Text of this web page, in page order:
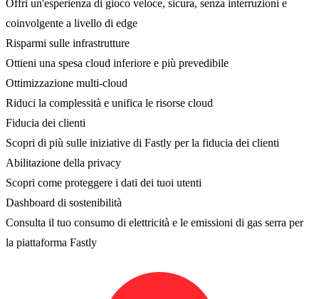
Offri un'esperienza di gioco veloce, sicura, senza interruzioni e
coinvolgente a livello di edge
Risparmi sulle infrastrutture
Ottieni una spesa cloud inferiore e più prevedibile
Ottimizzazione multi-cloud
Riduci la complessità e unifica le risorse cloud
Fiducia dei clienti
Scopri di più sulle iniziative di Fastly per la fiducia dei clienti
Abilitazione della privacy
Scopri come proteggere i dati dei tuoi utenti
Dashboard di sostenibilità
Consulta il tuo consumo di elettricità e le emissioni di gas serra per
la piattaforma Fastly